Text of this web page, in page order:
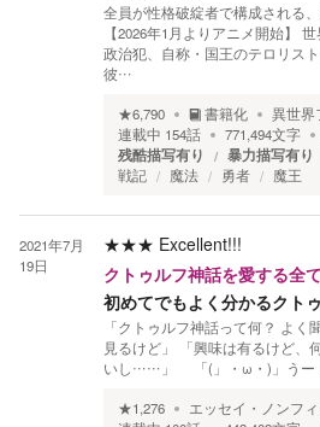
全員が性格破綻者で構成される
【2026年1月よりアニメ開始】
政治犯、自称・国王のテロリス
彼…
★6,790 書籍化
異世界
連載中 154話 771,494文字
残酷描写有り 暴力描写有り
戦記 魔法 勇者 魔王
2021年7月
19日
★★★ Excellent!!!
クトゥルフ神話を愛する
初めてでもよく分かるクト
「クトゥルフ神話って何？ よ
見るけど」 「興味は有るけど、
いし……」 「(」・ω・)」うー
★1,276
エッセイ・ノンフ